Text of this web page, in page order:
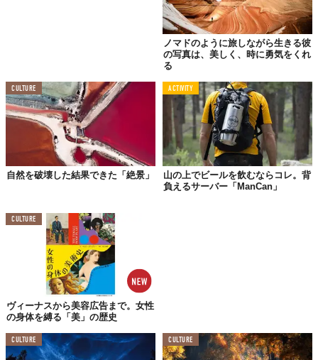
ノマドのように旅しながら生きる彼
の写真は、美しく、時に勇気をくれ
る
CULTURE
自然を破壊した結果できた「絶景」
ACTIVITY
山の上でビールを飲むならコレ。背
負えるサーバー「ManCan」
CULTURE
ヴィーナスから美容広告まで。女性
の身体を縛る「美」の歴史
CULTURE CULTURE